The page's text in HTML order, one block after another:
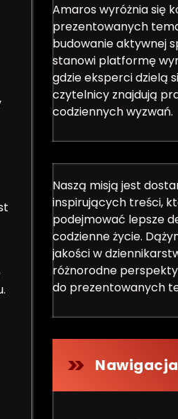
Amaros wyróżnia się
prezentowanych
budowanie aktywnej
stanowi platformę
gdzie eksperci dzielą
czytelnicy znajdują
codziennych wyzwań.
Naszą misją jest
inspirujących treści,
podejmować lepsze
codzienne życie.
jakości w
różnorodne
do prezentowanych
Nawigacja